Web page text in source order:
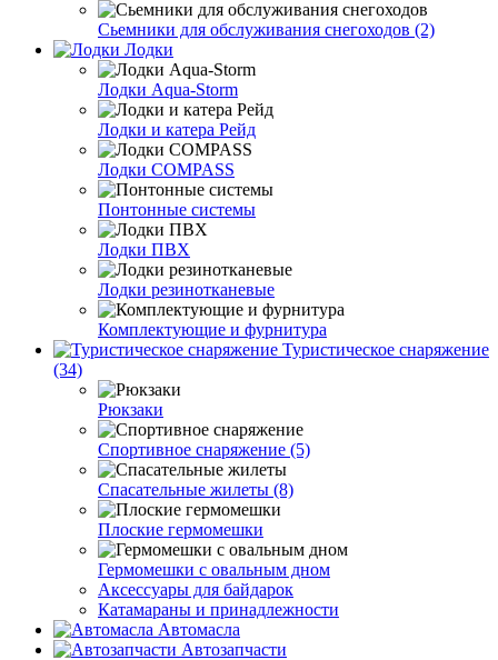
Сьемники для обслуживания снегоходов (2)
Лодки
Лодки Aqua-Storm
Лодки и катера Рейд
Лодки COMPASS
Понтонные системы
Лодки ПВХ
Лодки резинотканевые
Комплектующие и фурнитура
Туристическое снаряжение
(34)
Рюкзаки
Спортивное снаряжение (5)
Спасательные жилеты (8)
Плоские гермомешки
Гермомешки с овальным дном
Аксессуары для байдарок
Катамараны и принадлежности
Автомасла
Автозапчасти